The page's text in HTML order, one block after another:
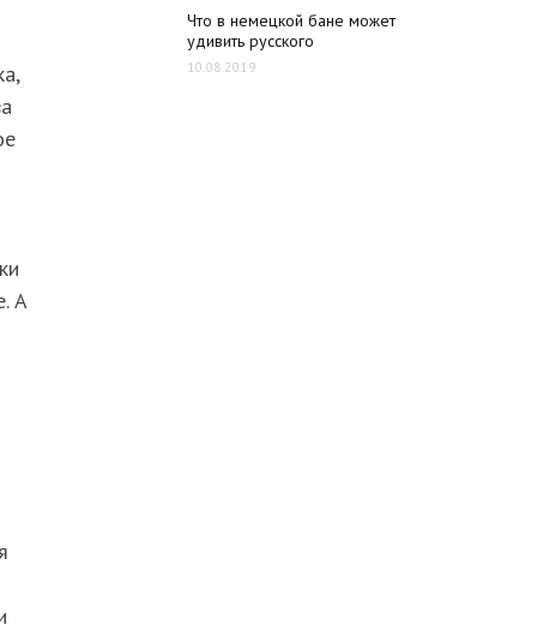
А
Что в немецкой бане может
удивить русского
10.08.2019